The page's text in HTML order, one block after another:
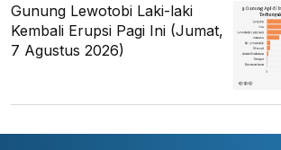
Gunung Lewotobi Laki-laki
Kembali Erupsi Pagi Ini (Jumat,
7 Agustus 2026)